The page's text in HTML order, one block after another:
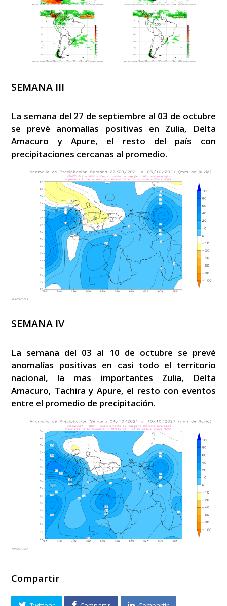
SEMANA III
La semana del 27 de septiembre al 03 de octubre
se prevé anomalías positivas en Zulia, Delta
Amacuro y Apure, el resto del país con
precipitaciones cercanas al promedio.
SEMANA IV
La semana del 03 al 10 de octubre se prevé
anomalías positivas en casi todo el territorio
nacional, la mas importantes Zulia, Delta
Amacuro, Tachira y Apure, el resto con eventos
entre el promedio de precipitación.
Compartir